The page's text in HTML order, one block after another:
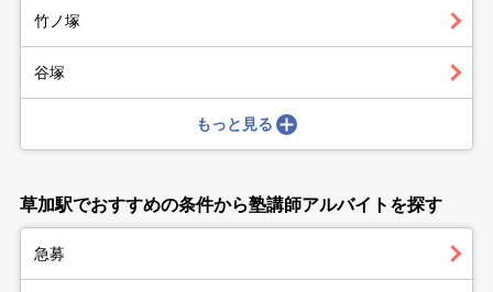
竹ノ塚
谷塚
もっと見る
草加駅でおすすめの条件から塾講師アルバイトを探す
急募